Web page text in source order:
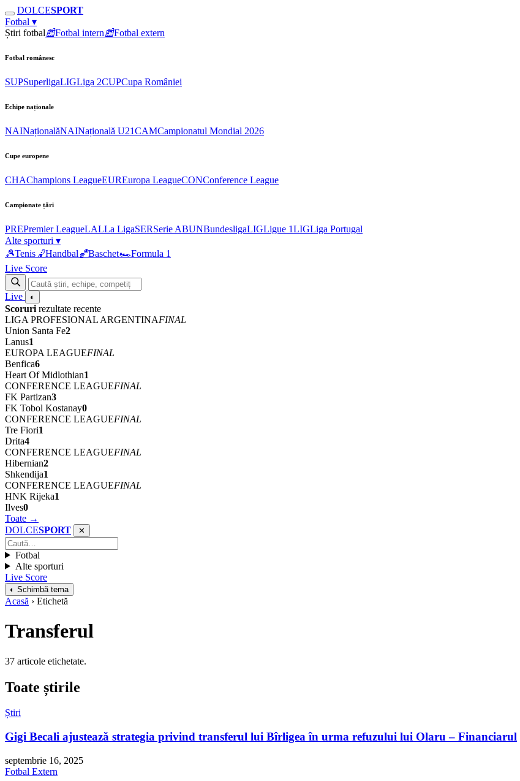
DOLCESPORT
Fotbal ▾
Știri fotbal📰Fotbal intern📰Fotbal extern
Fotbal românesc
SUPSuperligaLIGLiga 2CUPCupa României
Echipe naționale
NAINaționalăNAINațională U21CAMCampionatul Mondial 2026
Cupe europene
CHAChampions LeagueEUREuropa LeagueCONConference League
Campionate țări
PREPremier LeagueLALLa LigaSERSerie ABUNBundesligaLIGLigue 1LIGLiga Portugal
Alte sporturi ▾
🎾Tenis 🤾Handbal🏀Baschet🏎Formula 1
Live Score
Live ◐
Scoruri rezultate recente
LIGA PROFESIONAL ARGENTINAFINAL
Union Santa Fe2
Lanus1
EUROPA LEAGUEFINAL
Benfica6
Heart Of Midlothian1
CONFERENCE LEAGUEFINAL
FK Partizan3
FK Tobol Kostanay0
CONFERENCE LEAGUEFINAL
Tre Fiori1
Drita4
CONFERENCE LEAGUEFINAL
Hibernian2
Shkendija1
CONFERENCE LEAGUEFINAL
HNK Rijeka1
Ilves0
Toate →
DOLCESPORT ✕
Fotbal
Alte sporturi
Live Score
◐ Schimbă tema
Acasă › Etichetă
Transferul
37 articole etichetate.
Toate știrile
Știri
Gigi Becali ajustează strategia privind transferul lui Bîrligea în urma refuzului lui Olaru – Financiarul
septembrie 16, 2025
Fotbal Extern